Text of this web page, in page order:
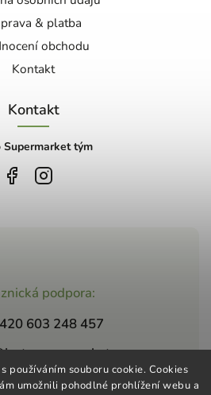
používáním souboru cookie. Cookies
umožnili pohodlné prohlížení webu a
podpora:
603 248 457
& platba
obchodu
Kontakt
Kontakt
Supermarket tým